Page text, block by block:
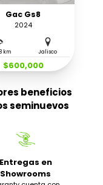
Gac Gs8
2024
km Jalisco
$600,000
beneficios
seminuevos
Entregas en
Showrooms